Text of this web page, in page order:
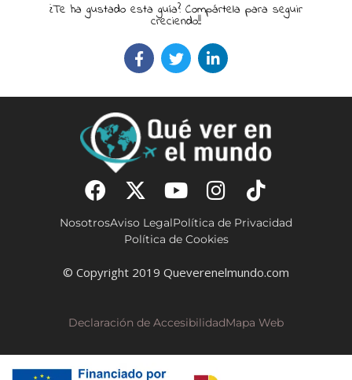
¿Te ha gustado esta guía? Compártela para seguir
creciendo!!
NosotrosAviso LegalPolítica de Privacidad
Política de Cookies
© Copyright 2019 Queverenelmundo.com
Declaración de AccesibilidadMapa Web